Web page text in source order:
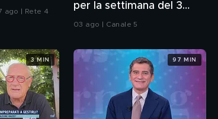
ago | Rete 4
per la settimana del 3
agosto
03 ago | Canale 5
3 MIN 97 MIN